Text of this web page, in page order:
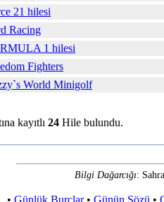
21 hilesi
Racing
1 hilesi
Fighters
World Minigolf
kayıtlı 24 Hile bulundu.
Bilgi Dağarcığı:
• Günlük Burçlar• Günün Sözü •